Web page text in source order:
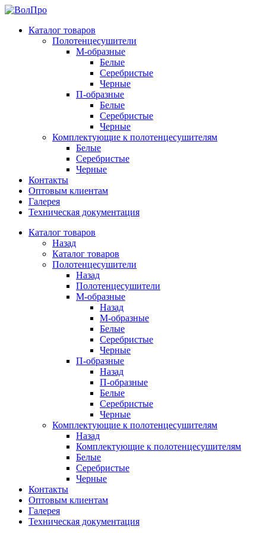
Каталог товаров
Полотенцесушители
М-образные
Белые
Серебристые
Черные
П-образные
Белые
Серебристые
Черные
Комплектующие к полотенцесушителям
Белые
Серебристые
Черные
Контакты
Оптовым клиентам
Галерея
Техническая документация
Каталог товаров
Назад
Каталог товаров
Полотенцесушители
Назад
Полотенцесушители
М-образные
Назад
М-образные
Белые
Серебристые
Черные
П-образные
Назад
П-образные
Белые
Серебристые
Черные
Комплектующие к полотенцесушителям
Назад
Комплектующие к полотенцесушителям
Белые
Серебристые
Черные
Контакты
Оптовым клиентам
Галерея
Техническая документация